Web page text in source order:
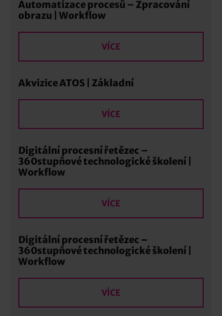
Automatizace procesů – Zpracování
obrazu | Workflow
VÍCE
Akvizice ATOS | Základní
VÍCE
Digitální procesní řetězec –
360stupňové technologické školení |
Workflow
VÍCE
Digitální procesní řetězec –
360stupňové technologické školení |
Workflow
VÍCE